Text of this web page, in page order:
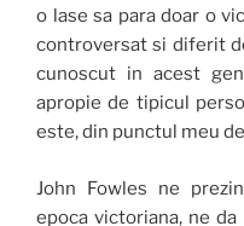
o lase sa para doar o
controversat si diferit
cunoscut in acest
apropie de tipicul
este, din punctul meu
John Fowles ne
epoca victoriana, ne